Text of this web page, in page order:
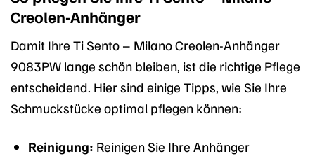
Creolen-Anhänger
Damit Ihre Ti Sento – Milano Creolen-Anhänger
9083PW lange schön bleiben, ist die richtige Pflege
entscheidend. Hier sind einige Tipps, wie Sie Ihre
Schmuckstücke optimal pflegen können:
Reinigung: Reinigen Sie Ihre Anhänger